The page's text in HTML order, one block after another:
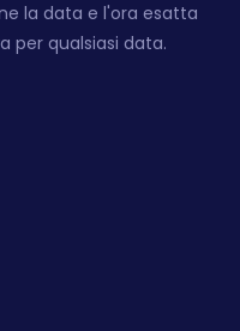
la data e l'ora esatta
per qualsiasi data.